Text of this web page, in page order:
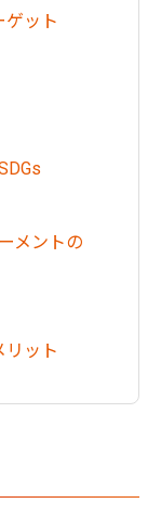
ゲット
メントの
リット